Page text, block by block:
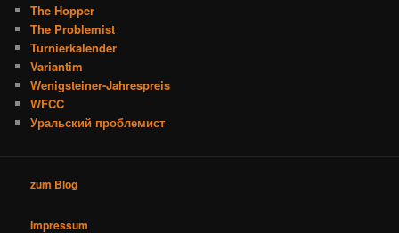
The Hopper
The Problemist
Turnierkalender
Variantim
Wenigsteiner-Jahrespreis
WFCC
Уральский проблемист
zum Blog
Impressum